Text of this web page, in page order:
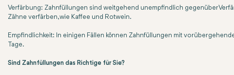
Verfärbung: Zahnfüllungen sind weitgehend unempfindlich gegenüber
Zähne verfärben, wie Kaffee und Rotwein.
Empfindlichkeit: In einigen Fällen können Zahnfüllungen mit
Tage.
Sind Zahnfüllungen das Richtige für Sie?